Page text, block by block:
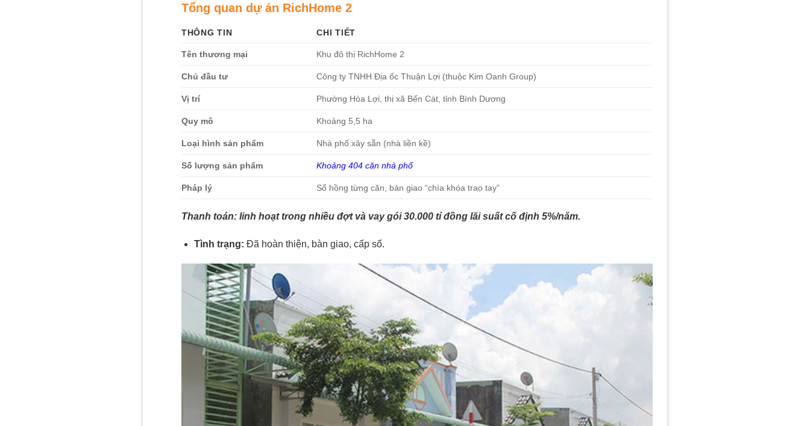
Tổng quan dự án RichHome 2
THÔNG TIN CHI TIẾT
Tên thương mại Khu đô thị RichHome 2
Chủ đầu tư Công ty TNHH Địa ốc Thuận Lợi (thuộc Kim Oanh Group)
Vị trí Phường Hòa Lợi, thị xã Bến Cát, tỉnh Bình Dương
Quy mô Khoảng 5,5 ha
Loại hình sản phẩm Nhà phố xây sẵn (nhà liền kề)
Số lượng sản phẩm Khoảng 404 căn nhà phố
Pháp lý Sổ hồng từng căn, bàn giao “chìa khóa trao tay”
Thanh toán: linh hoạt trong nhiều đợt và vay gói 30.000 tỉ đồng lãi suất cố định 5%/năm.
Tình trạng: Đã hoàn thiện, bàn giao, cấp sổ.